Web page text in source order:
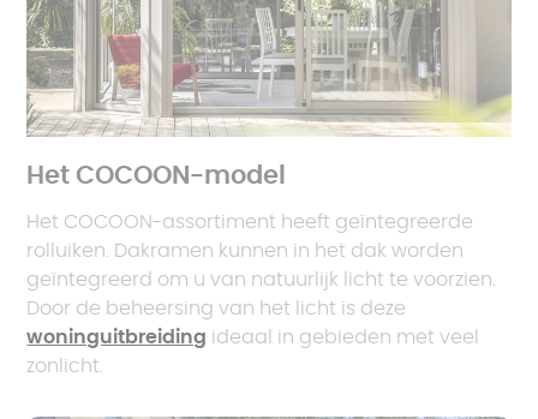
Het COCOON-model
Het COCOON-assortiment heeft geïntegreerde
rolluiken. Dakramen kunnen in het dak worden
geïntegreerd om u van natuurlijk licht te voorzien.
Door de beheersing van het licht is deze
woninguitbreiding ideaal in gebieden met veel
zonlicht.